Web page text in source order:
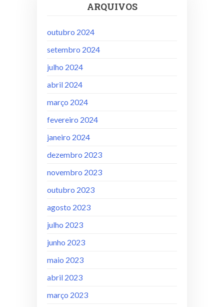
ARQUIVOS
outubro 2024
setembro 2024
julho 2024
abril 2024
março 2024
fevereiro 2024
janeiro 2024
dezembro 2023
novembro 2023
outubro 2023
agosto 2023
julho 2023
junho 2023
maio 2023
abril 2023
março 2023